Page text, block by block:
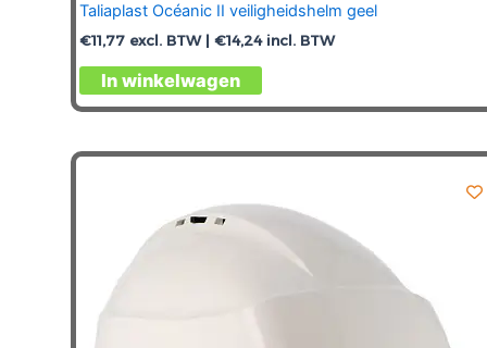
Taliaplast Océanic II veiligheidshelm geel
€11,77 excl. BTW | €14,24incl. BTW
In winkelwagen